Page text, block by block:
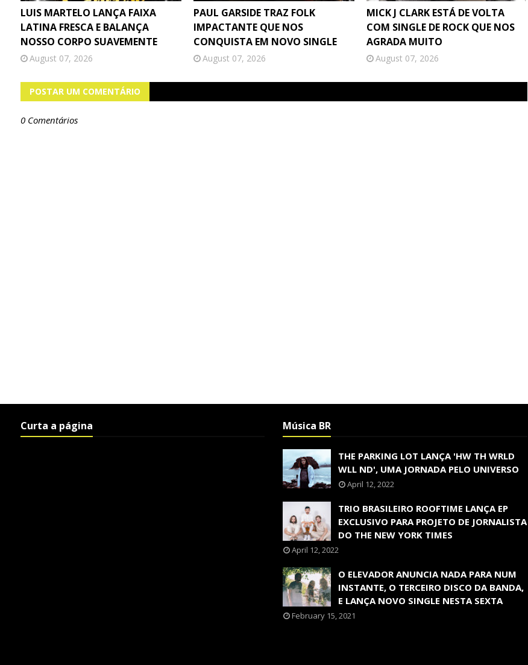
LUIS MARTELO LANÇA FAIXA
LATINA FRESCA E BALANÇA
NOSSO CORPO SUAVEMENTE
August 07, 2026
PAUL GARSIDE TRAZ FOLK
IMPACTANTE QUE NOS
CONQUISTA EM NOVO SINGLE
August 07, 2026
MICK J CLARK ESTÁ DE VOLTA
COM SINGLE DE ROCK QUE NOS
AGRADA MUITO
August 07, 2026
POSTAR UM COMENTÁRIO
0 Comentários
Curta a página Música BR
THE PARKING LOT LANÇA 'HW TH WRLD
WLL ND', UMA JORNADA PELO UNIVERSO
April 12, 2022
TRIO BRASILEIRO ROOFTIME LANÇA EP
EXCLUSIVO PARA PROJETO DE JORNALISTA
DO THE NEW YORK TIMES
April 12, 2022
O ELEVADOR ANUNCIA NADA PARA NUM
INSTANTE, O TERCEIRO DISCO DA BANDA,
E LANÇA NOVO SINGLE NESTA SEXTA
February 15, 2021